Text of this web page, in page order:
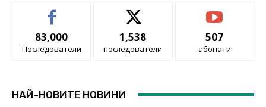
83,000
Последователи
1,538
последователи
507
абонати
НАЙ-НОВИТЕ НОВИНИ